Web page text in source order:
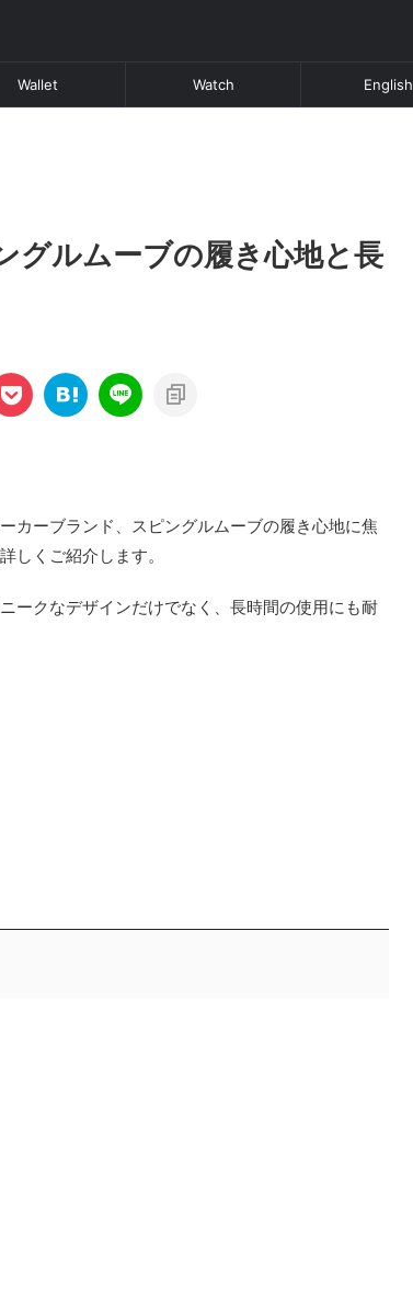
Wallet Watch English
グルムーブの履き心地と長
カーブランド、スピングルムーブの履き心地に焦
しくご紹介します。
ークなデザインだけでなく、長時間の使用にも耐